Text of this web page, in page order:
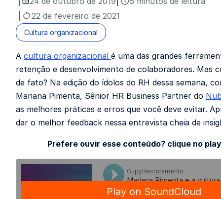
22 de fevereiro de 2021
Cultura organizacional
A cultura organizacional é uma das grandes
retenção e desenvolvimento de colaboradores. Mas
de fato? Na edição do ídolos do RH dessa semana,
Mariana Pimenta, Sênior HR Business Partner do
as melhores práticas e erros que você deve evitar.
dar o melhor feedback nessa entrevista cheia de
Prefere ouvir esse conteúdo? clique no